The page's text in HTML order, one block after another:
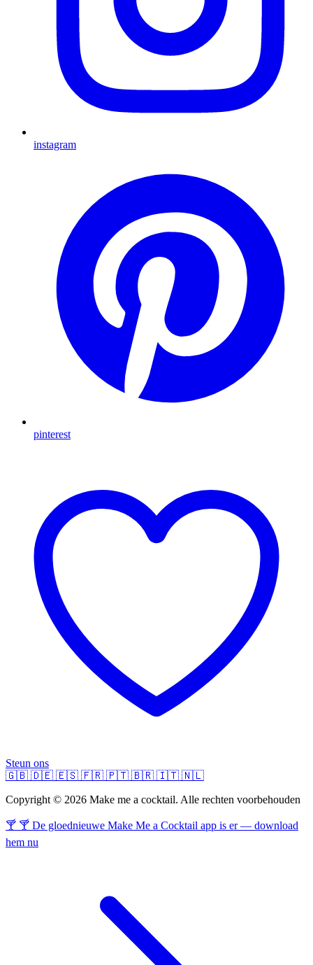
instagram
pinterest
Steun ons
🇬🇧 🇩🇪 🇪🇸 🇫🇷 🇵🇹 🇧🇷 🇮🇹 🇳🇱
Copyright © 2026 Make me a cocktail. Alle rechten voorbehouden
🍸 🍸 De gloednieuwe Make Me a Cocktail app is er — download
hem nu